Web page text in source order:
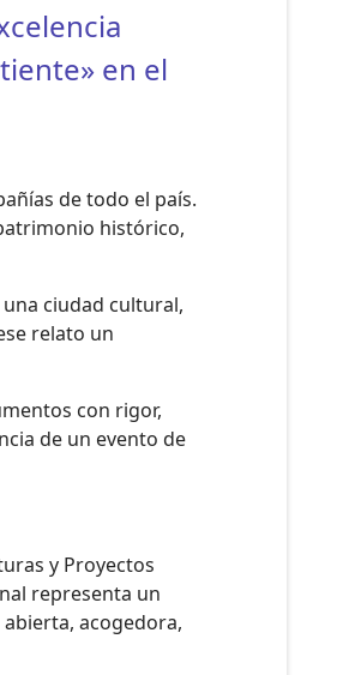
en el
de todo el país.
histórico,
ciudad cultural,
relato un
con rigor,
de un evento de
y Proyectos
representa un
acogedora,